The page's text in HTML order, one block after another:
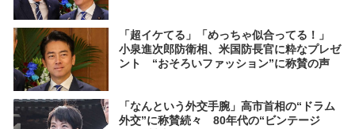
「超イケてる」「めっちゃ似合ってる！」
小泉進次郎防衛相、米国防長官に粋なプレゼ
ント “おそろいファッション”に称賛の声
「なんという外交手腕」高市首相の“ドラム
外交”に称賛続々 80年代の“ビンテージ